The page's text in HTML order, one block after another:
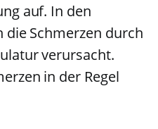
auf. In den
die Schmerzen durch
verursacht.
in der Regel